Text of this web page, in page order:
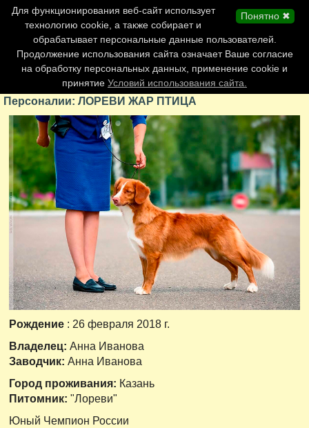
Главная страница
Обновления сайта
Контакты
Персоналии
Форум
Персоналии: ЛОРЕВИ ЖАР ПТИЦА
Рождение : 26 февраля 2018 г.
Владелец: Анна Иванова
Заводчик: Анна Иванова
Город проживания: Казань
Питомник: "Лореви"
Юный Чемпион России
Понятно ✖
Для функционирования веб-сайт использует
технологию cookie, а также собирает и
обрабатывает персональные данные пользователей.
Продолжение использования сайта означает Ваше согласие
на обработку персональных данных, применение cookie и
принятие Условий использования сайта.